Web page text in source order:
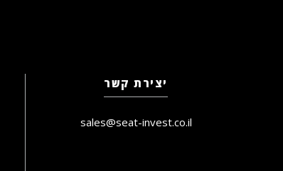
יצירת קשר
sales@seat-invest.co.il